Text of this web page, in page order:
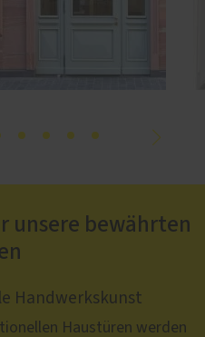
unsere bewährten
Handwerkskunst
Haustüren werden